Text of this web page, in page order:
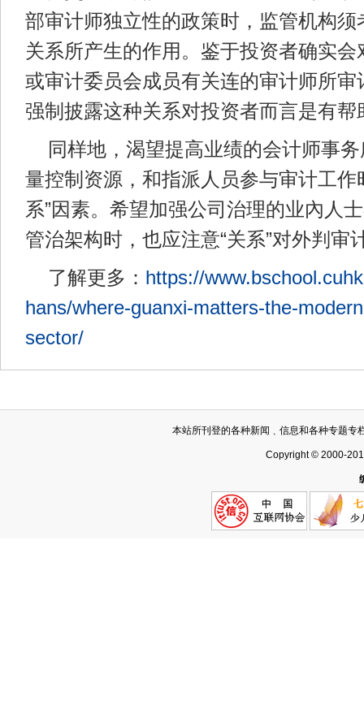
部审计师独立性的政策时，监管机构须
关系所产生的作用。鉴于投资者确实
或审计委员会成员有关连的审计师所审
强制披露这种关系对投资者而言是有帮
同样地，渴望提高业绩的会计师事
量控制资源，和指派人员参与审计工作
系”因素。希望加强公司治理的业內人
管治架构时，也应注意“关系”对外判审
了解更多： https://
hans/where-guanxi-matters-the-
sector/
本站所刊登的各种新闻﹑信息和各种专题专
Copyright © 2000-